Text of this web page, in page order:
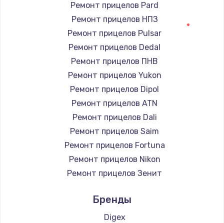
Ремонт прицелов Pard
Ремонт прицелов НПЗ
Ремонт прицелов Pulsar
Ремонт прицелов Dedal
Ремонт прицелов ПНВ
Ремонт прицелов Yukon
Ремонт прицелов Dipol
Ремонт прицелов ATN
Ремонт прицелов Dali
Ремонт прицелов Saim
Ремонт прицелов Fortuna
Ремонт прицелов Nikon
Ремонт прицелов Зенит
Ремонт прицелов Artelv
Ремонт прицелов Hakko
Бренды
Digex